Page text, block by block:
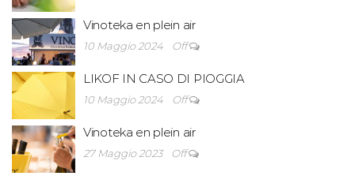
Vinoteka en plein air
10 Maggio 2024 Off
LIKOF IN CASO DI PIOGGIA
10 Maggio 2024 Off
Vinoteka en plein air
27 Maggio 2023 Off